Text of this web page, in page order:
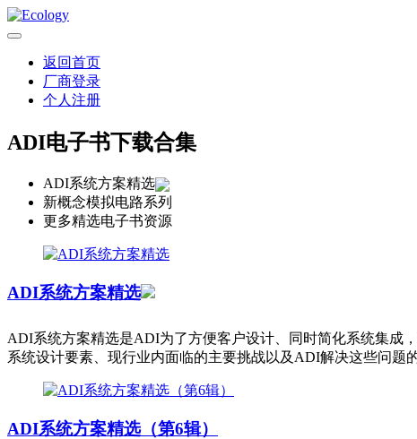
返回首页
厂商登录
个人注册
ADI电子书下载合集
ADI系统方案精选
新概念模拟电路系列
更多精选电子书资源
ADI系统方案精选
ADI系统方案精选是ADI为了方便客户设计、同时简化系统集成
系统设计要素、现行业内面临的主要挑战以及ADI解决这些问题
ADI系统方案精选（第6辑）